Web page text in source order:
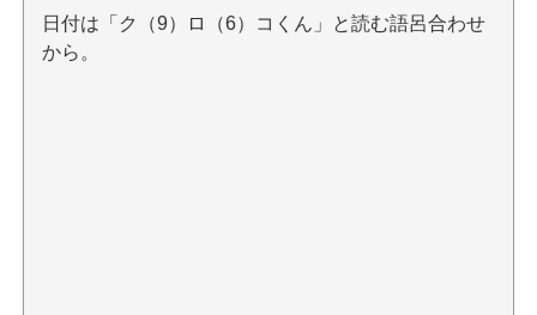
日付は「ク（9）ロ（6）コくん」と読む語呂合わせ
から。